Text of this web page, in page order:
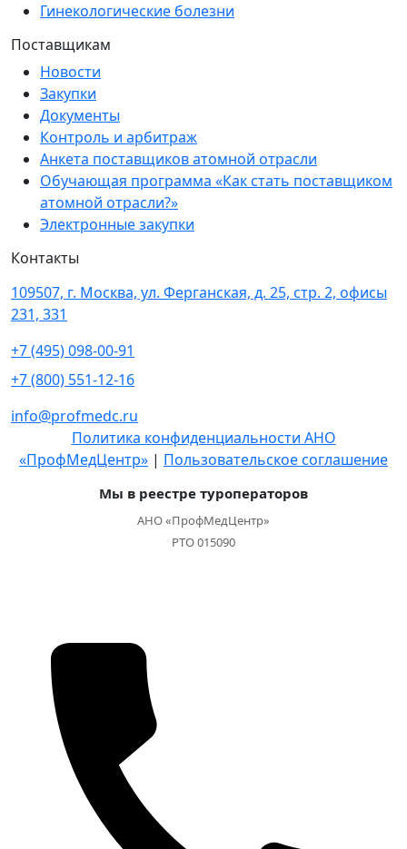
Гинекологические болезни
Поставщикам
Новости
Закупки
Документы
Контроль и арбитраж
Анкета поставщиков атомной отрасли
Обучающая программа «Как стать поставщиком
атомной отрасли?»
Электронные закупки
Контакты
109507, г. Москва, ул. Ферганская, д. 25, стр. 2, офисы
231, 331
+7 (495) 098-00-91
+7 (800) 551-12-16
info@profmedc.ru
Политика конфиденциальности АНО
«ПрофМедЦентр» | Пользовательское соглашение
Мы в реестре туроператоров
АНО «ПрофМедЦентр»
РТО 015090